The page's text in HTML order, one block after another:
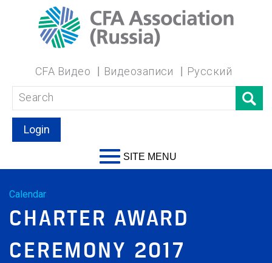
CFA Видео Видеозаписи Русский
Login
SITE MENU
Calendar
CHARTER AWARD
CEREMONY 2017